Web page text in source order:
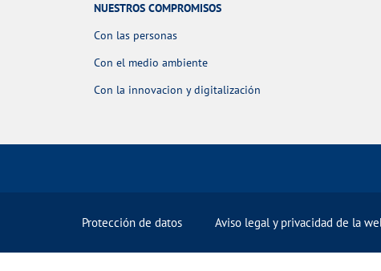
NUESTROS COMPROMISOS
Con las personas
Con el medio ambiente
Con la innovacion y digitalización
Protección de datos Aviso legal y privacidad de la